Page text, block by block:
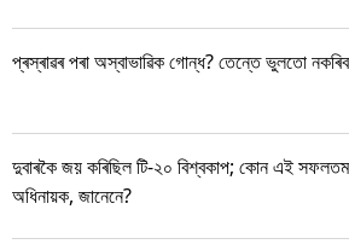
প্ৰস্ৰাৱৰ পৰা অস্বাভাৱিক গোন্ধ? তেন্তে ভুলতো
দুবাৰকৈ জয় কৰিছিল টি-২০ বিশ্বকাপ; কোন এই সফলতম
অধিনায়ক, জানেনে?